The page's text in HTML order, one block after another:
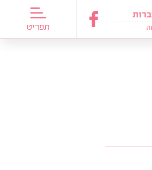
תפריט